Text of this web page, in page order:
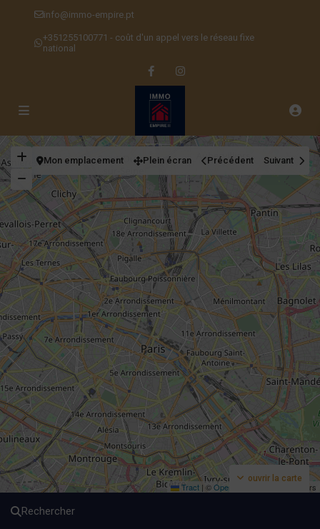
info@immo-empire.pt
+351255100771 - coût d'un appel vers le réseau fixe
national
Tract | ©OpenStreetMap contributeurs
ouvrir la carte
Mon emplacement Plein écran Précédent Suivant
Rechercher